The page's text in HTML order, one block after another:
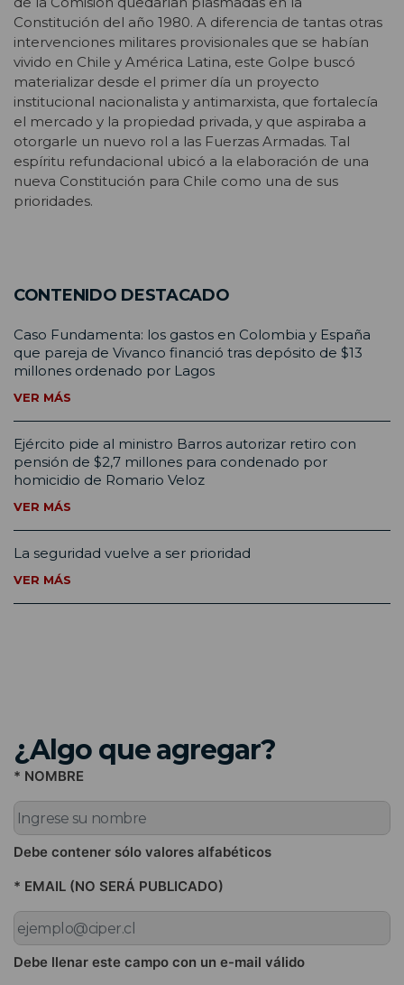
Constitución del año 1980. A diferencia de tantas otras
intervenciones militares provisionales que se habían
vivido en Chile y América Latina, este Golpe buscó
materializar desde el primer día un proyecto
institucional nacionalista y antimarxista, que fortalecía
el mercado y la propiedad privada, y que aspiraba a
otorgarle un nuevo rol a las Fuerzas Armadas. Tal
espíritu refundacional ubicó a la elaboración de una
nueva Constitución para Chile como una de sus
prioridades.
CONTENIDO DESTACADO
Caso Fundamenta: los gastos en Colombia y España
que pareja de Vivanco financió tras depósito de $13
millones ordenado por Lagos
VER MÁS
Ejército pide al ministro Barros autorizar retiro con
pensión de $2,7 millones para condenado por
homicidio de Romario Veloz
VER MÁS
La seguridad vuelve a ser prioridad
VER MÁS
¿Algo que agregar?
* NOMBRE
Debe contener sólo valores alfabéticos
* EMAIL (NO SERÁ PUBLICADO)
Debe llenar este campo con un e-mail válido